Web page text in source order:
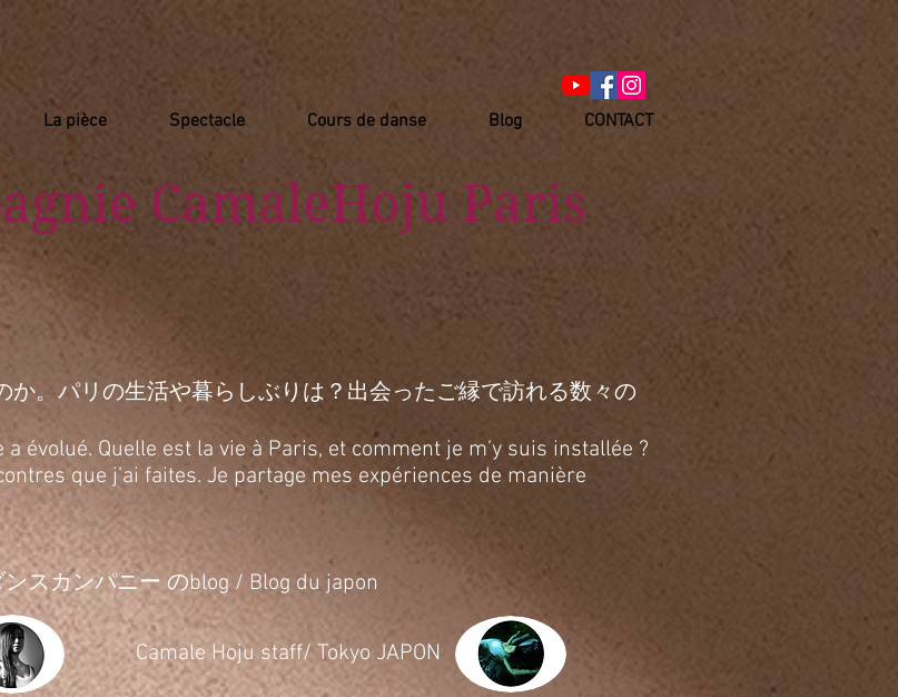
La pièce Spectacle Cours de danse Blog CONTACT
​ CamaleHoju Paris
か。パリの生活や暮らしぶりは？出会ったご縁で訪れる数々の
évolué. Quelle est la vie à Paris, et comment je m’y suis installée ?
que j’ai faites. Je partage mes expériences de manière
スカンパニー のblog / Blog du japon
​Camale Hoju staff/ Tokyo JAPON